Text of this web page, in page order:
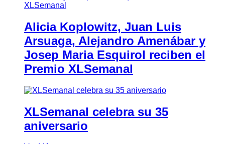
Alicia Koplowitz, Juan Luis
Arsuaga, Alejandro Amenábar y
Josep Maria Esquirol reciben el
Premio XLSemanal
XLSemanal celebra su 35
aniversario